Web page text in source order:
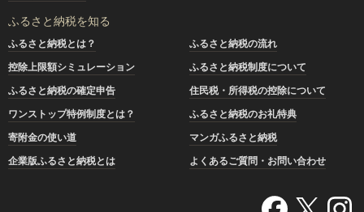
ふるさと納税を知る
ふるさと納税とは？
ふるさと納税の流れ
控除上限額シミュレーション
ふるさと納税制度について
ふるさと納税の確定申告
住民税・所得税の控除について
ワンストップ特例制度とは？
ふるさと納税のお礼特典
寄附金の使い道
マンガふるさと納税
企業版ふるさと納税とは
よくあるご質問・お問い合わせ